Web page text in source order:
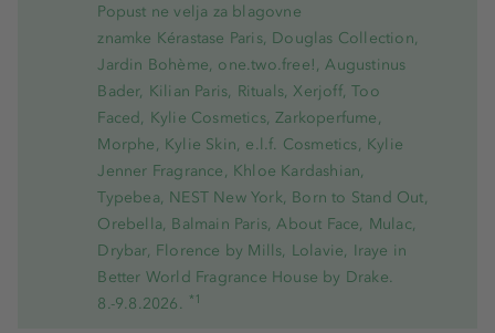
Popust ne velja za blagovne
znamke Kérastase Paris, Douglas Collection,
Jardin Bohème, one.two.free!, Augustinus
Bader, Kilian Paris, Rituals, Xerjoff, Too
Faced, Kylie Cosmetics, Zarkoperfume,
Morphe, Kylie Skin, e.l.f. Cosmetics, Kylie
Jenner Fragrance, Khloe Kardashian,
Typebea, NEST New York, Born to Stand Out,
Orebella, Balmain Paris, About Face, Mulac,
Drybar, Florence by Mills, Lolavie, Iraye in
Better World Fragrance House by Drake.
8.-9.8.2026. *1